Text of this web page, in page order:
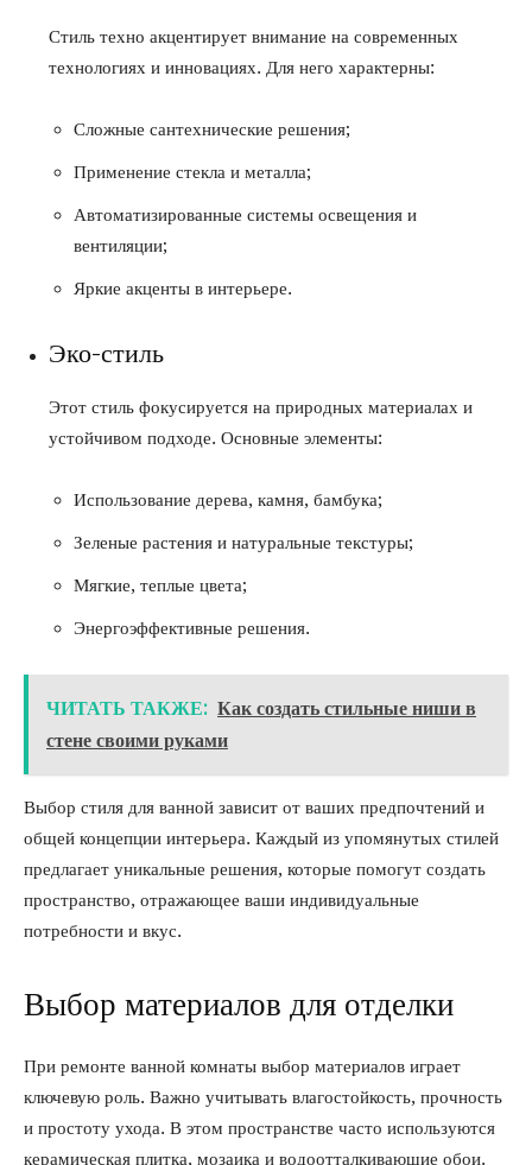
Стиль техно акцентирует внимание на современных
технологиях и инновациях. Для него характерны:
Сложные сантехнические решения;
Применение стекла и металла;
Автоматизированные системы освещения и
вентиляции;
Яркие акценты в интерьере.
Эко-стиль
Этот стиль фокусируется на природных материалах и
устойчивом подходе. Основные элементы:
Использование дерева, камня, бамбука;
Зеленые растения и натуральные текстуры;
Мягкие, теплые цвета;
Энергоэффективные решения.
ЧИТАТЬ ТАКЖЕ: Как создать стильные ниши в
стене своими руками
Выбор стиля для ванной зависит от ваших предпочтений и
общей концепции интерьера. Каждый из упомянутых стилей
предлагает уникальные решения, которые помогут создать
пространство, отражающее ваши индивидуальные
потребности и вкус.
Выбор материалов для отделки
При ремонте ванной комнаты выбор материалов играет
ключевую роль. Важно учитывать влагостойкость, прочность
и простоту ухода. В этом пространстве часто используются
керамическая плитка, мозаика и водоотталкивающие обои.